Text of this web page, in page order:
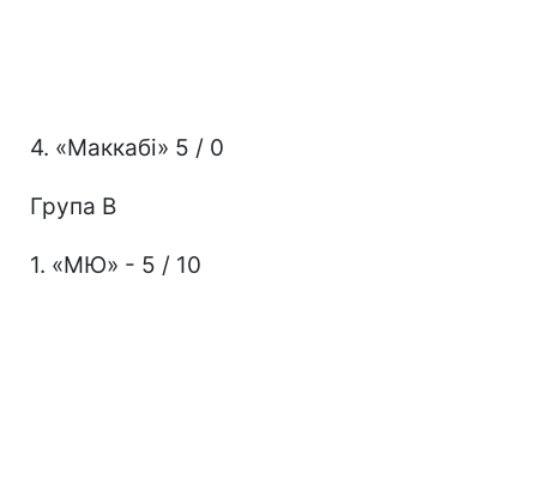
4. «Маккабі» 5 / 0
Група В
1. «МЮ» - 5 / 10